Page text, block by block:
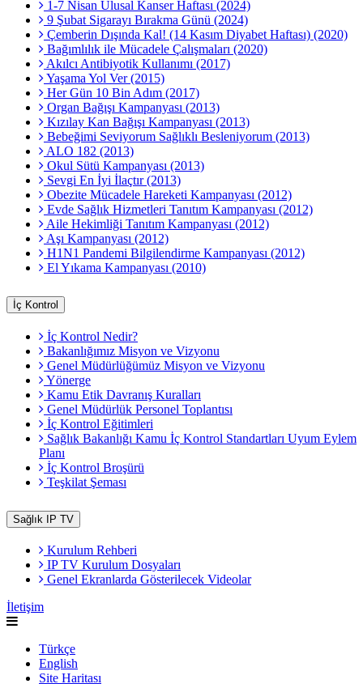
1-7 Nisan Ulusal Kanser Haftası (2024)
9 Şubat Sigarayı Bırakma Günü (2024)
Çemberin Dışında Kal! (14 Kasım Diyabet Haftası) (2020)
Bağımlılık ile Mücadele Çalışmaları (2020)
Akılcı Antibiyotik Kullanımı (2017)
Yaşama Yol Ver (2015)
Her Gün 10 Bin Adım (2017)
Organ Bağışı Kampanyası (2013)
Kızılay Kan Bağışı Kampanyası (2013)
Bebeğimi Seviyorum Sağlıklı Besleniyorum (2013)
ALO 182 (2013)
Okul Sütü Kampanyası (2013)
Sevgi En İyi İlaçtır (2013)
Obezite Mücadele Hareketi Kampanyası (2012)
Evde Sağlık Hizmetleri Tanıtım Kampanyası (2012)
Aile Hekimliği Tanıtım Kampanyası (2012)
Aşı Kampanyası (2012)
H1N1 Pandemi Bilgilendirme Kampanyası (2012)
El Yıkama Kampanyası (2010)
İç Kontrol
İç Kontrol Nedir?
Bakanlığımız Misyon ve Vizyonu
Genel Müdürlüğümüz Misyon ve Vizyonu
Yönerge
Kamu Etik Davranış Kuralları
Genel Müdürlük Personel Toplantısı
İç Kontrol Eğitimleri
Sağlık Bakanlığı Kamu İç Kontrol Standartları Uyum Eylem
Planı
İç Kontrol Broşürü
Teşkilat Şeması
Sağlık IP TV
Kurulum Rehberi
IP TV Kurulum Dosyaları
Genel Ekranlarda Gösterilecek Videolar
İletişim
Türkçe
English
Site Haritası